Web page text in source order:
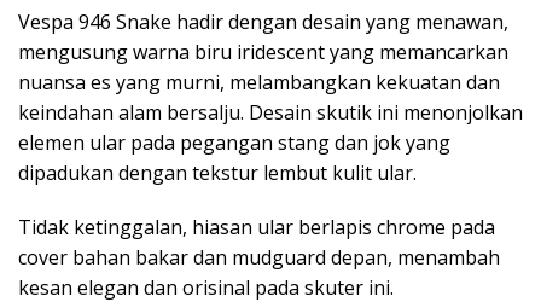
Vespa 946 Snake hadir dengan desain yang menawan,
mengusung warna biru iridescent yang memancarkan
nuansa es yang murni, melambangkan kekuatan dan
keindahan alam bersalju. Desain skutik ini menonjolkan
elemen ular pada pegangan stang dan jok yang
dipadukan dengan tekstur lembut kulit ular.
Tidak ketinggalan, hiasan ular berlapis chrome pada
cover bahan bakar dan mudguard depan, menambah
kesan elegan dan orisinal pada skuter ini.